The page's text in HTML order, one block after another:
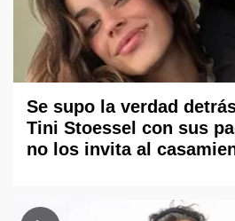
Se supo la verdad
Tini Stoessel con sus
no los invita al